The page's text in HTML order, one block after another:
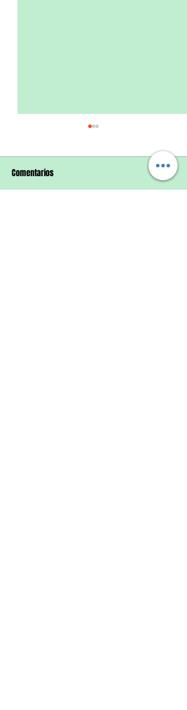
Comentarios